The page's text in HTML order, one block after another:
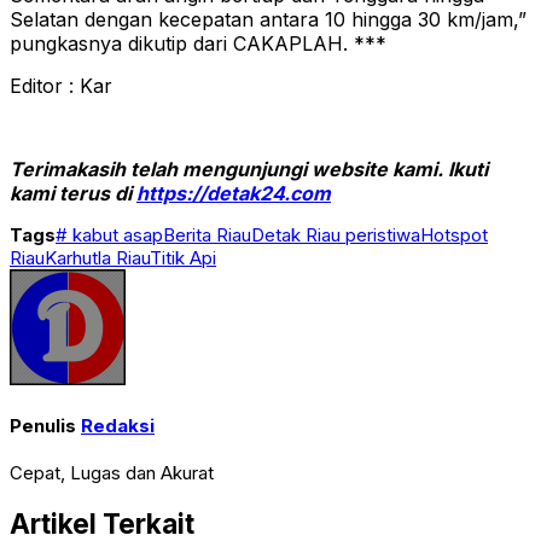
Selatan dengan kecepatan antara 10 hingga 30 km/jam,”
pungkasnya dikutip dari CAKAPLAH. ***
Editor : Kar
Terimakasih telah mengunjungi website kami. Ikuti
kami terus dihttps://detak24.com
Tags# kabut asapBerita RiauDetak Riau peristiwaHotspot
RiauKarhutla RiauTitik Api
Penulis Redaksi
Cepat, Lugas dan Akurat
Artikel Terkait